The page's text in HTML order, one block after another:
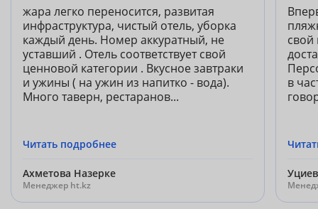
жара легко переносится, развитая
инфраструктура, чистый отель, уборка
каждый день. Номер аккуратный, не
уставший . Отель соответствует свой
ценновой категории . Вкусное завтраки
и ужины ( на ужин из напитко - вода).
Много таверн, рестаранов...
Читать подробнее
Ахметова Назерке
Менеджер ht.kz
в